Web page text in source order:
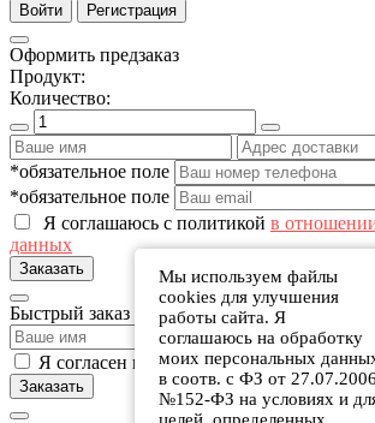
Войти Регистрация
Оформить предзаказ
Продукт:
Количество:
*обязательное поле
*обязательное поле
Я соглашаюсь с политикой в
данных
Заказать
Быстрый заказ
Я согласен на обработку персональных
Заказать
Мы используем файлы
cookies для улучшения
работы сайта. Я
соглашаюсь на обработку
моих персональных
в соотв. с ФЗ от 27.07.2006
№152-ФЗ на условиях и